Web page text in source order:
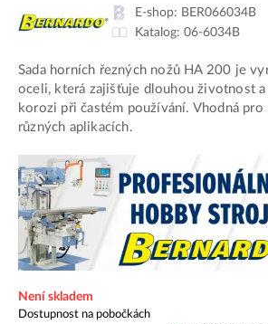
E-shop: BER066034B
Katalog: 06-6034B
Sada horních řezných nožů HA 200 je
oceli, která zajišťuje dlouhou životnost
korozi při častém používání. Vhodná pro
různých aplikacích.
Není skladem
Dostupnost na pobočkách